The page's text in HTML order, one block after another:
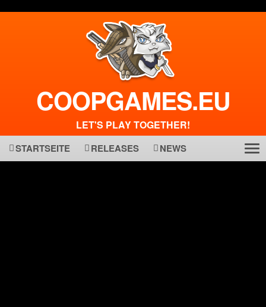
COOPGAMES.EU
LET'S PLAY TOGETHER!
STARTSEITE RELEASES NEWS